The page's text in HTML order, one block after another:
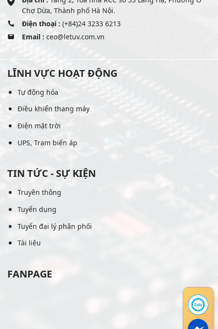
Chợ Dừa, Thành phố Hà Nội.
Điện thoại : (+84)24 3233 6213
Email : ceo@letuv.com.vn
LĨNH VỰC HOẠT ĐỘNG
Tự động hóa
Điều khiển thang máy
Điện mặt trời
UPS, Trạm biến áp
TIN TỨC - SỰ KIỆN
Truyền thông
Tuyển dụng
Tuyển đại lý phân phối
Tài liệu
FANPAGE